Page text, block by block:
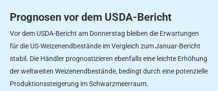
Prognosen vor dem USDA-Bericht
Vor dem USDA-Bericht am Donnerstag bleiben die Erwartungen
für die US-Weizenendbestände im Vergleich zum Januar-Bericht
stabil. Die Händler prognostizieren ebenfalls eine leichte Erhöhung
der weltweiten Weizenendbestände, bedingt durch eine potenzielle
Produktionssteigerung im Schwarzmeerraum.